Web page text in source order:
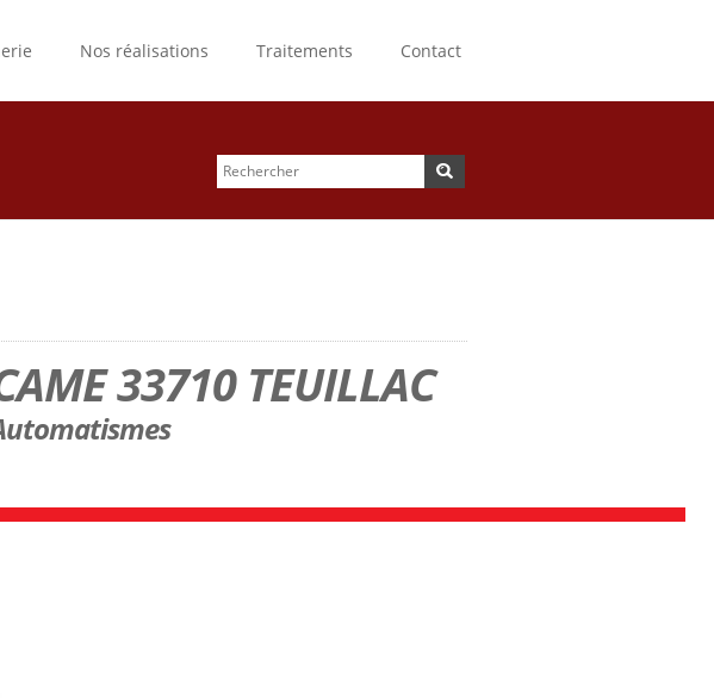
Nos réalisations Traitements Contact
Formulaire de
Rechercher
33710 TEUILLAC